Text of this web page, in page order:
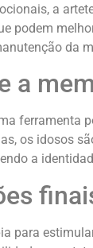
a
podem
da
a
ferramenta
os idosos
a
para